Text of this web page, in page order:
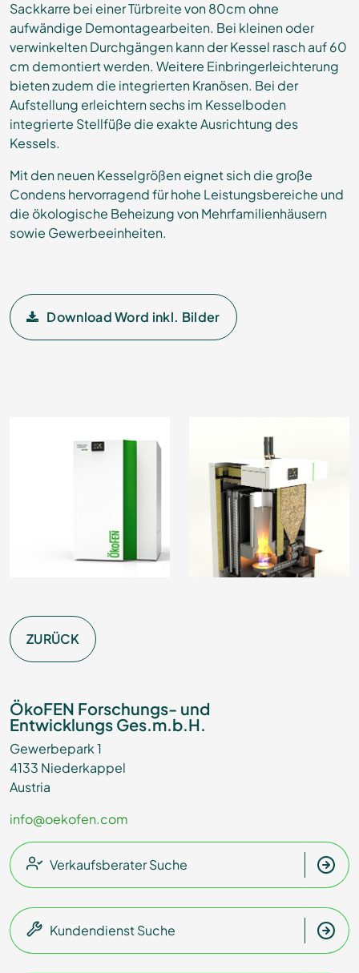
Sackkarre bei einer Türbreite von 80cm ohne
aufwändige Demontagearbeiten. Bei kleinen oder
verwinkelten Durchgängen kann der Kessel rasch auf 60
cm demontiert werden. Weitere Einbringerleichterung
bieten zudem die integrierten Kranösen. Bei der
Aufstellung erleichtern sechs im Kesselboden
integrierte Stellfüße die exakte Ausrichtung des
Kessels.
Mit den neuen Kesselgrößen eignet sich die große
Condens hervorragend für hohe Leistungsbereiche und
die ökologische Beheizung von Mehrfamilienhäusern
sowie Gewerbeeinheiten.
Download Word inkl. Bilder
ZURÜCK
ÖkoFEN Forschungs- und
Entwicklungs Ges.m.b.H.
Gewerbepark 1
4133 Niederkappel
Austria
info@oekofen.com
Verkaufsberater Suche
Kundendienst Suche